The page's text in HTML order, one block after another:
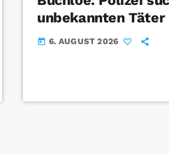
unbekannten Täter
today 6. AUGUST 2026